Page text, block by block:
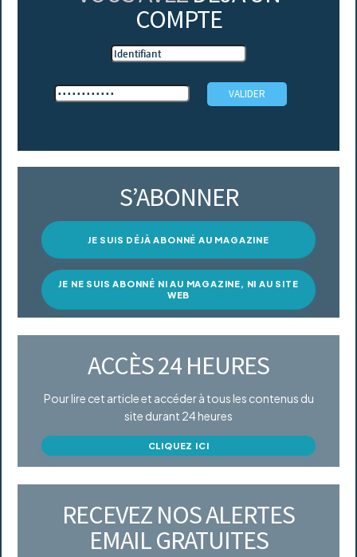
COMPTE
S’ABONNER
JE SUIS DÉJÀ ABONNÉ AU MAGAZINE
JE NE SUIS ABONNÉ NI AU MAGAZINE, NI AU SITE
WEB
ACCÈS 24 HEURES
Pour lire cet article et accéder à tous les contenus du
site durant 24 heures
CLIQUEZ ICI
RECEVEZ NOS ALERTES
EMAIL GRATUITES